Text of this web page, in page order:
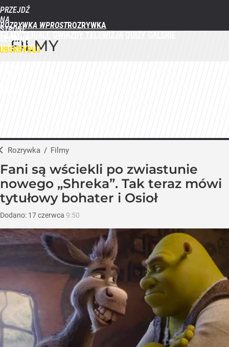
PRZEJDŹ
NA
STRONĘ
GŁÓWNĄ
WPROST.PL
ROZRYWKA WPROST
FILMY
Rozrywka / Filmy
Fani są wściekli po zwiastunie
nowego „Shreka”. Tak teraz mówi
tytułowy bohater i Osioł
Dodano: 17czerwca 9:50